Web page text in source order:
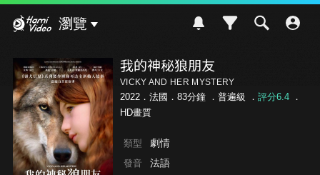
瀏覽
我的神秘狼朋友
VICKY AND HER MYSTERY
2022．法國．83分鐘 ． 普遍級 ． 評分6.4．
HD畫質
類型 劇情
發音 法語